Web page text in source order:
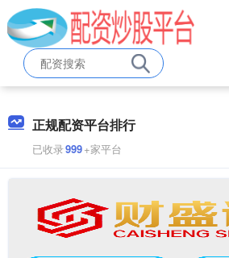
正规配资平台排行
已收录999+家平台